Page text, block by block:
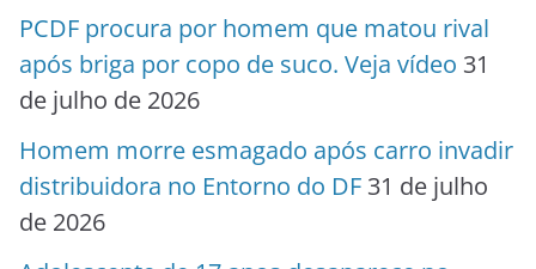
PCDF procura por homem que matou rival
após briga por copo de suco. Veja vídeo 31
de julho de 2026
Homem morre esmagado após carro invadir
distribuidora no Entorno do DF 31 de julho
de 2026